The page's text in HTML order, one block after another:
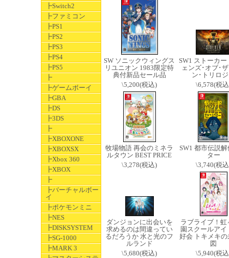
┣Switch2
┣ファミコン
┣PS1
┣PS2
┣PS3
┣PS4
┣PS5
┣
┣ゲームボーイ
┣GBA
┣DS
┣3DS
┣
┣XBOXONE
┣XBOXSX
┣Xbox 360
┣XBOX
┣
┣バーチャルボー
イ
┣ポケモンミニ
┣NES
┣DISKSYSTEM
┣SG-1000
┣MARK 3
SW ソニックウィングス
リユニオン 1983限定特
典付新品セール品
\5,200(税込)
SW1 ストーカー
ェンズ･オブ･
ン･トリロ
\6,578(税
牧場物語 再会のミネラ
ルタウン BEST PRICE
\3,278(税込)
SW1 都市伝説
ター
\3,740(税
ダンジョンに出会いを
求めるのは間違ってい
るだろうか 水と光のフ
ルランド
\5,680(税込)
ラブライブ！虹
園スクールアイ
好会 トキメキ
図
\5,940(税